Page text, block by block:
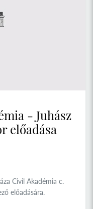
- Juhász
előadása
Civil Akadémia c.
előadására.